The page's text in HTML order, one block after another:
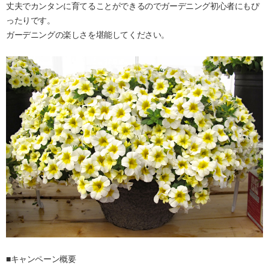
丈夫でカンタンに育てることができるのでガーデニング初心者にもぴ
ったりです。
ガーデニングの楽しさを堪能してください。
■キャンペーン概要